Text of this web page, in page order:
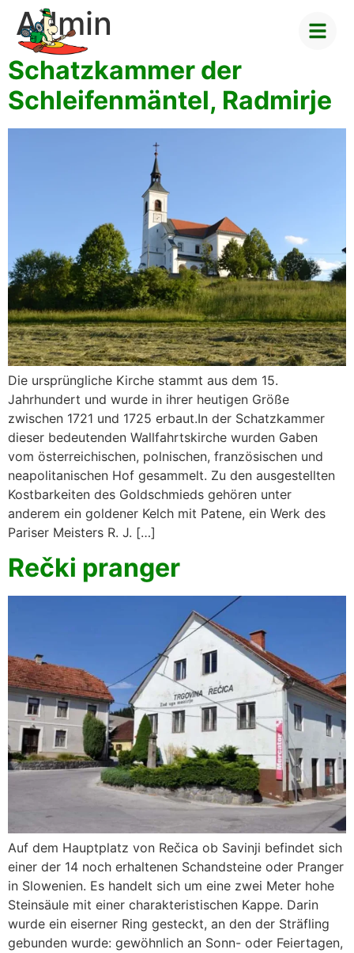
Admin
Schatzkammer der
Schleifenmäntel, Radmirje
Die ursprüngliche Kirche stammt aus dem 15.
Jahrhundert und wurde in ihrer heutigen Größe
zwischen 1721 und 1725 erbaut.In der Schatzkammer
dieser bedeutenden Wallfahrtskirche wurden Gaben
vom österreichischen, polnischen, französischen und
neapolitanischen Hof gesammelt. Zu den ausgestellten
Kostbarkeiten des Goldschmieds gehören unter
anderem ein goldener Kelch mit Patene, ein Werk des
Pariser Meisters R. J. […]
Rečki pranger
Auf dem Hauptplatz von Rečica ob Savinji befindet sich
einer der 14 noch erhaltenen Schandsteine oder Pranger
in Slowenien. Es handelt sich um eine zwei Meter hohe
Steinsäule mit einer charakteristischen Kappe. Darin
wurde ein eiserner Ring gesteckt, an den der Sträfling
gebunden wurde: gewöhnlich an Sonn- oder Feiertagen,